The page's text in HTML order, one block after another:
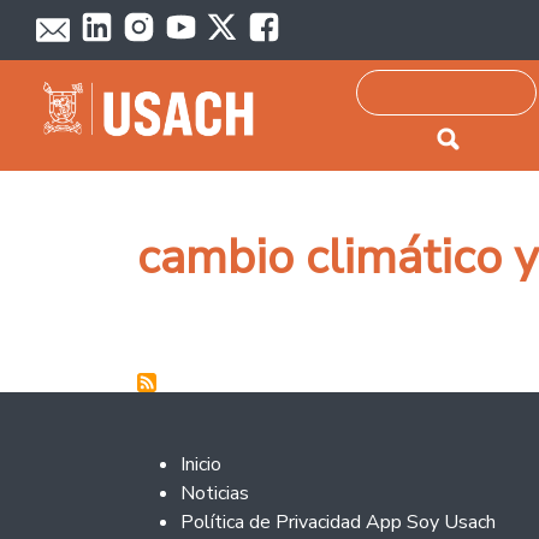
Passar para o conteúdo principal
Pesquisar
cambio climático
Footer 2
Inicio
Noticias
Política de Privacidad App Soy Usach